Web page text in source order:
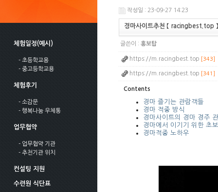
체험일정(예시)
- 초등학교용
- 중고등학교용
체험후기
- 소감문
- 행복나눔 우체통
업무협약
- 업무협약 기관
- 추천기관 위치
컨설팅 지원
수련원 식단표
작성일 : 23-09-27 14:23
경마사이트추천 【 racingbest.top
글쓴이 : 홍보탑
https://m.racingbest.top [343]
https://m.racingbest.top [341]
Contents
경마 즐기는 관람객들
경마 적중 방식
경마사이트의 경마 경주
경마에서 이기기 위한 초
경마적중 노하우